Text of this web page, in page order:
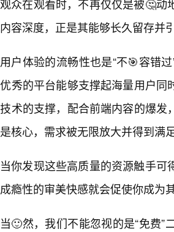
观众在观看时，不再仅仅是被🤔
容深度，正是其能够长久留存并
用户体验的流畅性也是“不🎯容错
秀的平台能够支撑起海量用户
术的支撑，配合前端内容的爆
核心，需求被无限放大并得到满
当你发现这些高质量的资源触手
瘾性的审美快感就会促使你成为
当🙂然，我们不能忽视的是“免费